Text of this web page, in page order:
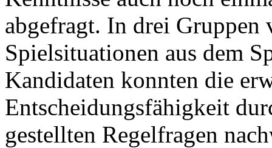
abgefragt. In drei
Spielsituationen aus dem
Kandidaten konnten die
Entscheidungsfähigkeit
gestellten Regelfragen